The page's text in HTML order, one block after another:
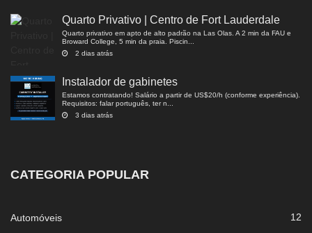
Quarto Privativo | Centro de Fort Lauderdale
Quarto privativo em apto de alto padrão na Las Olas. A 2 min da FAU e
Broward College, 5 min da praia. Piscin...
2 dias atrás
Instalador de gabinetes
Estamos contratando! Salário a partir de US$20/h (conforme experiência).
Requisitos: falar português, ter n...
3 dias atrás
CATEGORIA POPULAR
Automóveis 12